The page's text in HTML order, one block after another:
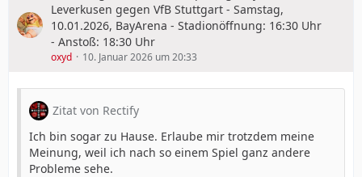
Leverkusen gegen VfB Stuttgart - Samstag,
10.01.2026, BayArena - Stadionöffnung: 16:30 Uhr
- Anstoß: 18:30 Uhr
oxyd 10. Januar 2026 um 20:33
Zitat von Rectify
Ich bin sogar zu Hause. Erlaube mir trotzdem meine
Meinung, weil ich nach so einem Spiel ganz andere
Probleme sehe.